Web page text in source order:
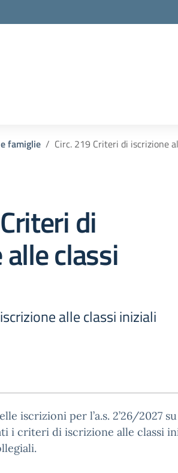
famiglie Circ. 219 Criteri di iscrizione
di
classi
alle classi iniziali
iscrizioni per l’a.s. 2’26/2027
i criteri di iscrizione alle classi